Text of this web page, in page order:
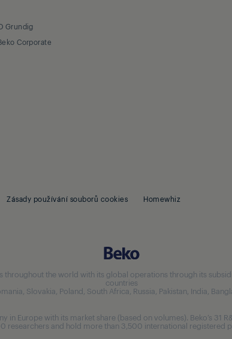
Grundig
Corporate
Zásady používání souborů cookies Homewhiz
the world with its global operations through its
countries
Slovakia, Poland, South Africa, Russia, Pakistan, India,
in Europe with its market share (based on volumes). Beko’s 31
researchers and hold more than 3,500 international registered